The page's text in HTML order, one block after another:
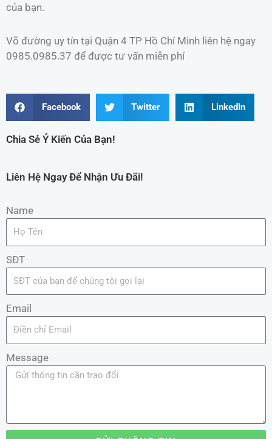
của bạn.
Võ đường uy tín tại Quận 4 TP Hồ Chí Minh liên hệ ngay
0985.0985.37 để được tư vấn miễn phí
Facebook Twitter LinkedIn
Chia Sẻ Ý Kiến Của Bạn!
Liên Hệ Ngay Để Nhận Ưu Đãi!
Name
SĐT
Email
Message